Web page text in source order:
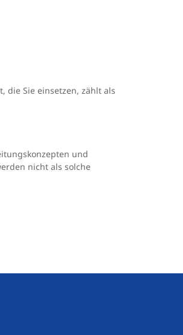
die Sie einsetzen, zählt als
und
nicht als solche